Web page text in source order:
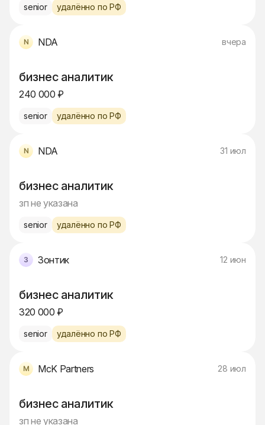
senior удалённо по РФ
NDA вчера
бизнес аналитик
240 000 ₽
senior удалённо по РФ
NDA 31 июл
бизнес аналитик
зп не указана
senior удалённо по РФ
Зонтик 12 июн
бизнес аналитик
320 000 ₽
senior удалённо по РФ
McK Partners 28 июл
бизнес аналитик
зп не указана